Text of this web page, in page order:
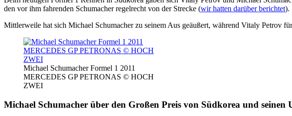
den vor ihm fahrenden Schumacher regelrecht von der Strecke (wir hatten darüber berichtet).
Mittlerweile hat sich Michael Schumacher zu seinem Aus geäußert, während Vitaly Petrov
Michael Schumacher Formel 1 2011
MERCEDES GP PETRONAS © HOCH
ZWEI
Michael Schumacher über den Großen Preis von Südkorea und seinen